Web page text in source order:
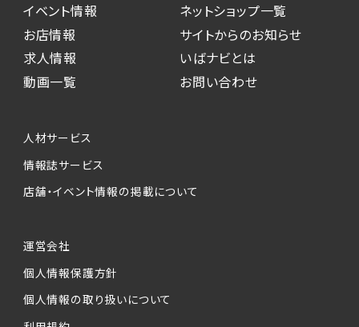
イベント情報
お店情報
求人情報
動画一覧
ネットショップ一覧
サイトからのお知らせ
いばナビとは
お問い合わせ
人材サービス
情報誌サービス
店舗・イベント情報の掲載について
運営会社
個人情報保護方針
個人情報の取り扱いについて